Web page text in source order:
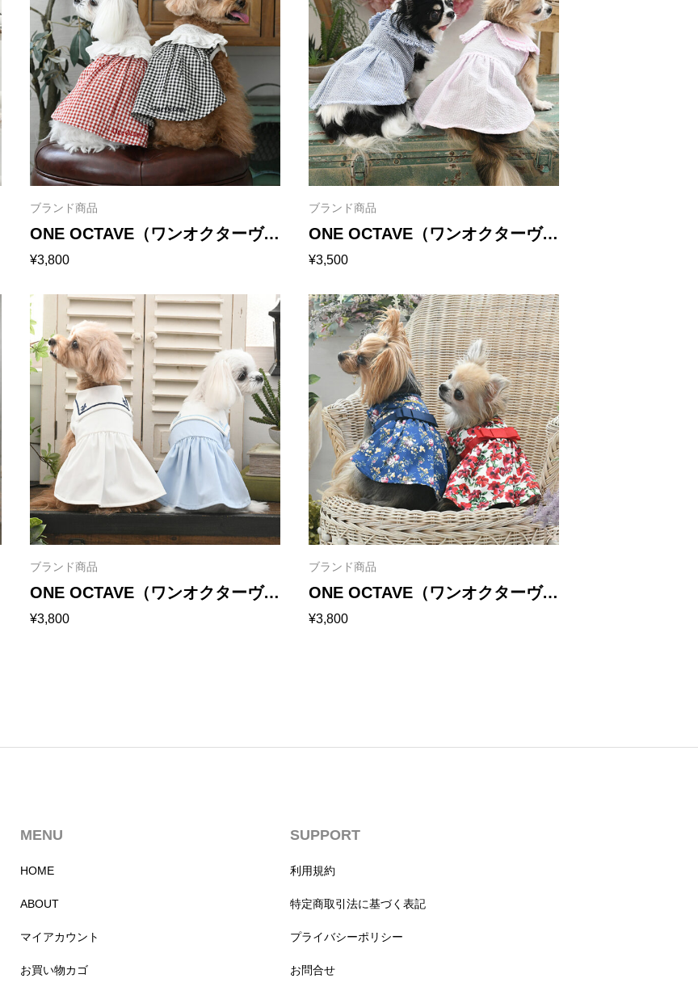
ブランド商品
ONE OCTAVE（ワンオクターヴ）
ヨークフリルワンピ
¥3,800
ブランド商品
ONE OCTAVE（ワンオクターヴ）
ストライプフリルワンピ
¥3,500
ブランド商品
ONE OCTAVE（ワンオクターヴ）
ミディカラーワンピ
¥3,800
ブランド商品
ONE OCTAVE（ワンオクターヴ）
花柄ワンピ
¥3,800
MENU
HOME
ABOUT
マイアカウント
お買い物カゴ
SUPPORT
利用規約
特定商取引法に基づく表記
プライバシーポリシー
お問合せ